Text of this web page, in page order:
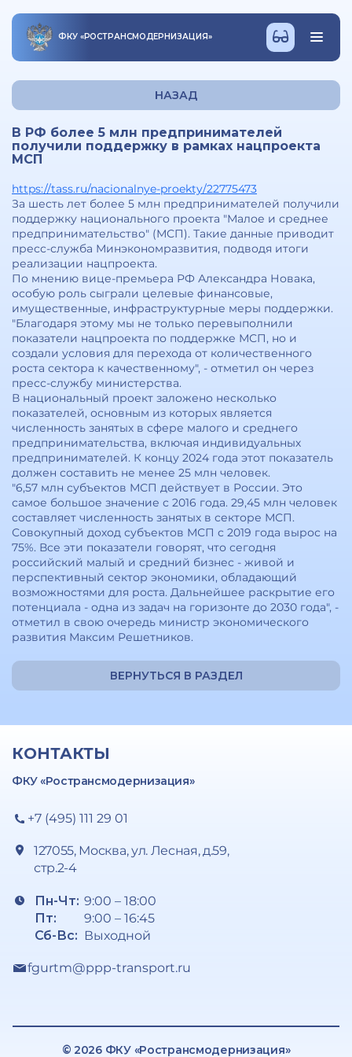
ФКУ «РОСТРАНСМОДЕРНИЗАЦИЯ»
НАЗАД
В РФ более 5 млн предпринимателей
получили поддержку в рамках нацпроекта
МСП
https://tass.ru/nacionalnye-proekty/22775473
За шесть лет более 5 млн предпринимателей получили
поддержку национального проекта "Малое и среднее
предпринимательство" (МСП). Такие данные приводит
пресс-служба Минэкономразвития, подводя итоги
реализации нацпроекта.
По мнению вице-премьера РФ Александра Новака,
особую роль сыграли целевые финансовые,
имущественные, инфраструктурные меры поддержки.
"Благодаря этому мы не только перевыполнили
показатели нацпроекта по поддержке МСП, но и
создали условия для перехода от количественного
роста сектора к качественному", - отметил он через
пресс-службу министерства.
В национальный проект заложено несколько
показателей, основным из которых является
численность занятых в сфере малого и среднего
предпринимательства, включая индивидуальных
предпринимателей. К концу 2024 года этот показатель
должен составить не менее 25 млн человек.
"6,57 млн субъектов МСП действует в России. Это
самое большое значение с 2016 года. 29,45 млн человек
составляет численность занятых в секторе МСП.
Совокупный доход субъектов МСП с 2019 года вырос на
75%. Все эти показатели говорят, что сегодня
российский малый и средний бизнес - живой и
перспективный сектор экономики, обладающий
возможностями для роста. Дальнейшее раскрытие его
потенциала - одна из задач на горизонте до 2030 года", -
отметил в свою очередь министр экономического
развития Максим Решетников.
ВЕРНУТЬСЯ В РАЗДЕЛ
КОНТАКТЫ
ФКУ «Ространсмодернизация»
+7 (495) 111 29 01
127055, Москва, ул. Лесная, д.59,
стр.2-4
Пн-Чт:
Пт:
Сб-Вс:
9:00 – 18:00
9:00 – 16:45
Выходной
fgurtm@ppp-transport.ru
© 2026 ФКУ «Ространсмодернизация»